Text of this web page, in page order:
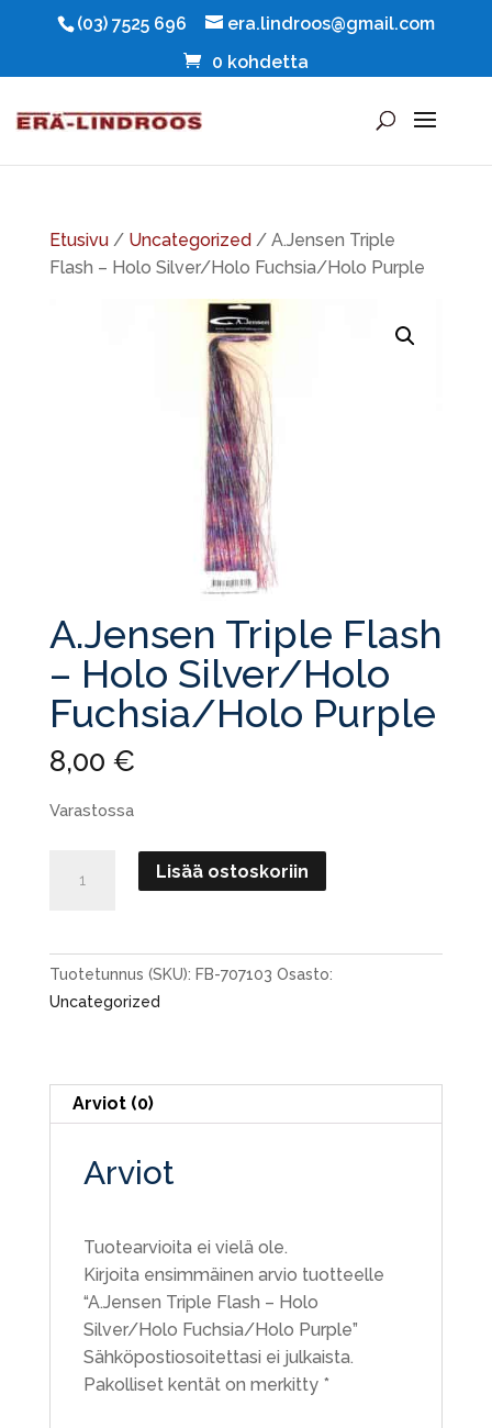
(03) 7525 696
era.lindroos@gmail.com
0 kohdetta
Etusivu/ Uncategorized/ A.Jensen Triple
Flash – Holo Silver/Holo Fuchsia/Holo Purple
A.Jensen Triple Flash
– Holo Silver/Holo
Fuchsia/Holo Purple
8,00 €
Varastossa
Triple
Holo
Silver/Holo
määrä
Lisää ostoskoriin
Tuotetunnus (SKU): FB-707103 Osasto:
Uncategorized
Arviot (0)
Arviot
Tuotearvioita ei vielä ole.
Kirjoita ensimmäinen arvio tuotteelle
“A.Jensen Triple Flash – Holo
Silver/Holo Fuchsia/Holo Purple”
Sähköpostiosoitettasi ei julkaista.
Pakolliset kentät on merkitty *